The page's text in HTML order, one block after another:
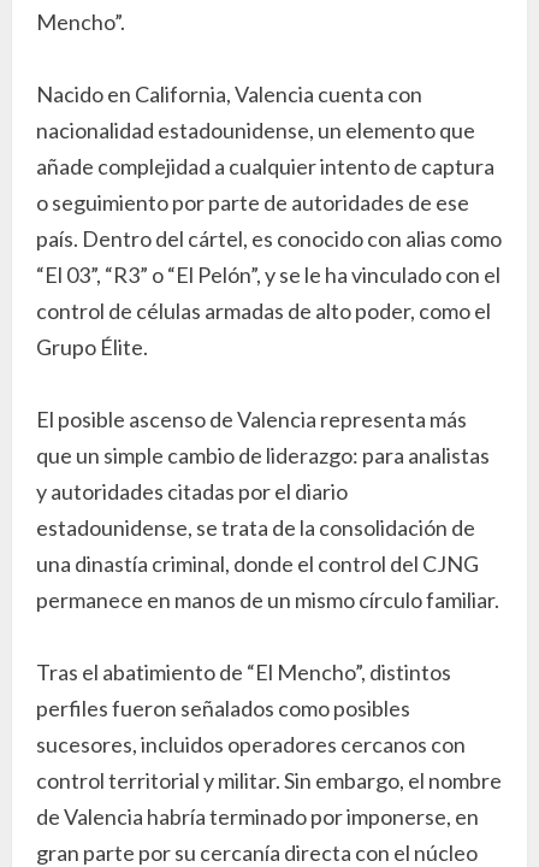
Mencho”.
Nacido en California, Valencia cuenta con
nacionalidad estadounidense, un elemento que
añade complejidad a cualquier intento de captura
o seguimiento por parte de autoridades de ese
país. Dentro del cártel, es conocido con alias como
“El 03”, “R3” o “El Pelón”, y se le ha vinculado con el
control de células armadas de alto poder, como el
Grupo Élite.
El posible ascenso de Valencia representa más
que un simple cambio de liderazgo: para analistas
y autoridades citadas por el diario
estadounidense, se trata de la consolidación de
una dinastía criminal, donde el control del CJNG
permanece en manos de un mismo círculo familiar.
Tras el abatimiento de “El Mencho”, distintos
perfiles fueron señalados como posibles
sucesores, incluidos operadores cercanos con
control territorial y militar. Sin embargo, el nombre
de Valencia habría terminado por imponerse, en
gran parte por su cercanía directa con el núcleo